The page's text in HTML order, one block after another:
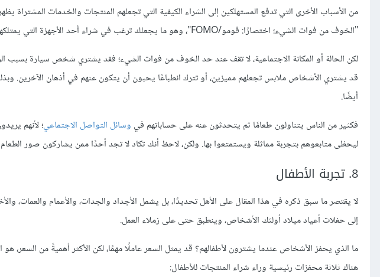
من الأسباب الأخرى التي تدفع المستهلكين إلى الشراء الكيفية التي تجعلهم المنتجات والخدمات المشتراة
"الخوف من فوات الشيء؛ اختصارًا: فومو/FOMO"، وهو ما يجعلك ترغب في شراء أحد الأجهزة التي يمتلكها شخص آخر؛ فتقول لنفسك: "لِمَ لا أقتنيه أنا؟"
لكن الحالة أو المكانة الاجتماعية، لا تقف عند حد الخوف من فوات الشيء؛ فقد يشتري شخص سيارة بسبب
قد يشتري الأشخاص ملابس تجعلهم مميزين، أو تترك انطباعًا يحبون أن يتكون عنهم في أذهان الآخرين.
أيضًا.
فكثير من الناس يتناولون طعامًا ثم يتحدثون عنه على حساباتهم في وسائل التواصل الاجتماعي؛ لأنهم
ليحظى متابعوهم بتجربة مماثلة ويستمتعوا بها. ولكن، لاحظ أنك تكاد لا تجد أحدًا ممن يشاركون صور
8. تجربة الأطفال
لا يقتصر ما سبق ذكره في هذا المقال على الأهل تحديدًا، بل يشمل الأجداد والجدات، والأعمام والعمات،
إلى حفلات أعياد ميلاد أولئك الأشخاص، وينطبق حتى على زملاء العمل.
ما الذي يحفز الأشخاص عندما يشترون لأطفالهم؟ قد يمثل السعر عاملًا مهمًا، لكن الأكثر أهميةً من السعر، هو
هناك ثلاثة محفزات رئيسية وراء شراء المنتجات للأطفال: